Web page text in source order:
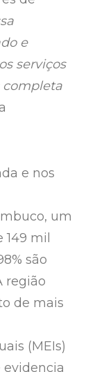
e
serviços
completa
e nos
um
mil
são
região
de mais
(MEIs)